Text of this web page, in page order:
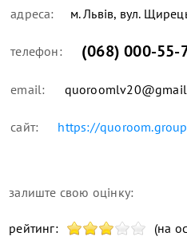
адреса: м. Львів, вул.
телефон: (068) 000-55-
email:
сайт: https://quoroom.group
залиште свою оцінку:
рейтинг: (на